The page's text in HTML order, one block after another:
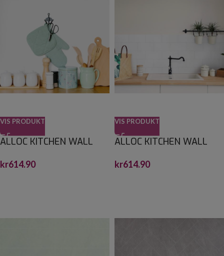
VIS PRODUKT
ALLOC KITCHEN WALL
2,2X1200X600
kr614.90
VIS PRODUKT
ALLOC KITCHEN WALL
2,2X1200X600
kr614.90